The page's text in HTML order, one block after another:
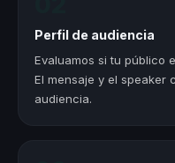
Perfil de audiencia
Evaluamos si tu público
El mensaje y el speaker
audiencia.